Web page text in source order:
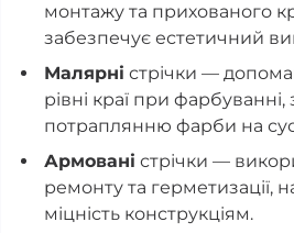
монтажу та прихованого
забезпечує естетичний
Малярні стрічки —
рівні краї при
потраплянню фарби на
Армовані стрічки —
ремонту та герметизації,
міцність конструкціям.